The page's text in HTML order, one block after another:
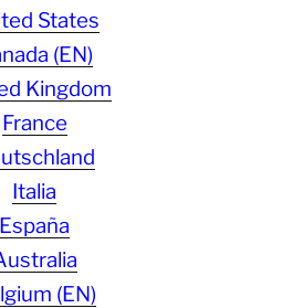
States
(EN)
Kingdom
France
Italia
España
(EN)